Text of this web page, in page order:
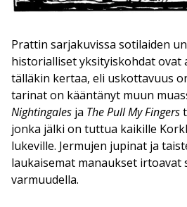
Prattin sarjakuvissa sotilaiden
historialliset yksityiskohdat ovat
tälläkin kertaa, eli uskottavuus
tarinat on kääntänyt muun
Nightingales ja The Pull My Fingers
jonka jälki on tuttua kaikille
lukeville. Jermujen jupinat ja
laukaisemat manaukset irtoavat
varmuudella.